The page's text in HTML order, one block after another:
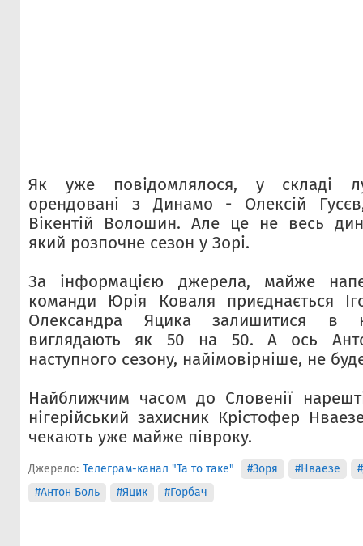
Як уже повідомлялося, у складі
орендовані з Динамо - Олексій
Вікентій Волошин. Але це не весь
який розпочне сезон у Зорі.
За інформацією джерела, майже
команди Юрія Коваля приєднається
Олександра Яцика залишитися в
виглядають як 50 на 50. А ось
наступного сезону, найімовірніше, не
Найближчим часом до Словенії
нігерійський захисник Крістофер
чекають уже майже півроку.
Джерело: Телеграм-канал "Та то таке" #Зоря #Нваезе
#Антон Боль
#Яцик #Горбач